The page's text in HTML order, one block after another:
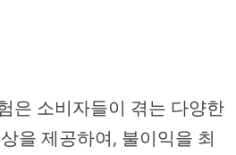
은 소비자들이 겪는 다양한
을 제공하여, 불이익을 최